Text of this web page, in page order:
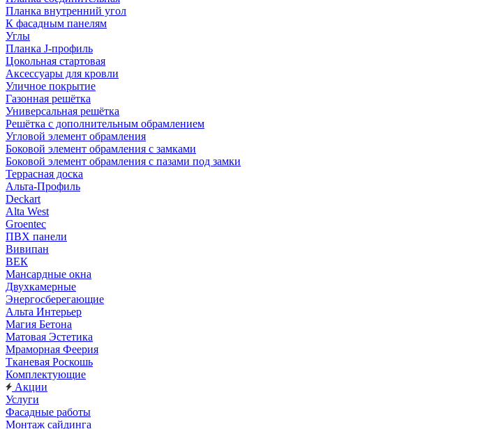
Планка внутренний угол
К фасадным панелям
Углы
Планка J-профиль
Цокольная стартовая
Аксессуары для кровли
Уличное покрытие
Газонная решётка
Универсальная решётка
Решётка с дополнительным обрамлением
Угловой элемент обрамления
Боковой элемент обрамления с замками
Боковой элемент обрамления с пазами под замки
Террасная доска
Альта-Профиль
Deckart
Alta West
Groentec
ПВХ панели
Вивипан
ВЕК
Мансардные окна
Двухкамерные
Энергосберегающие
Альта Интерьер
Магия Бетона
Матовая Эстетика
Мраморная Феерия
Тканевая Роскошь
Комплектующие
Акции
Услуги
Фасадные работы
Монтаж сайдинга